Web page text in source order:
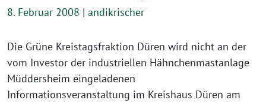
8. Februar 2008 | andikrischer
Die Grüne Kreistagsfraktion Düren wird nicht an der
vom Investor der industriellen Hähnchenmastanlage
Müddersheim eingeladenen
Informationsveranstaltung im Kreishaus Düren am